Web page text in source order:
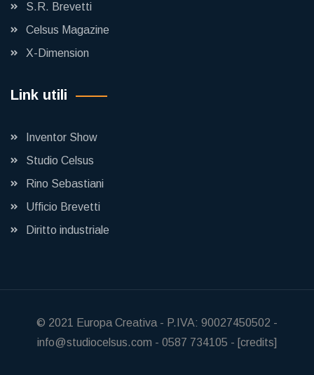
S.R. Brevetti
Celsus Magazine
X-Dimension
Link utili
Inventor Show
Studio Celsus
Rino Sebastiani
Ufficio Brevetti
Diritto industriale
© 2021 Europa Creativa - P.IVA: 90027450502 -
info@studiocelsus.com - 0587 734105 - [credits]